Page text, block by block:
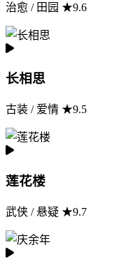
治愈 / 田园 ★9.6
长相思
古装 / 爱情 ★9.5
莲花楼
武侠 / 悬疑 ★9.7